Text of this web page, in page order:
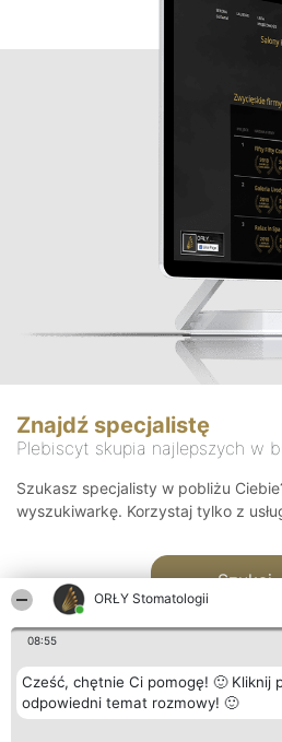
ORŁY Stomatologii
08:55
Cześć, chętnie Ci pomogę! 🙂 Kliknij
odpowiedni temat rozmowy! 🙂
Znajdź specjalistę
Plebiscyt skupia najlepszych w
Szukasz specjalisty w pobliżu
wyszukiwarkę. Korzystaj tylko z
Szukaj